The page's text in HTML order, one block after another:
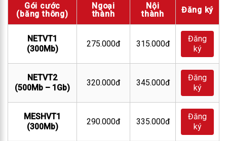
Gói cước
(băng thông)
Ngoại
thành
Nội
thành
Đăng ký
NETVT1
(300Mb)
275.000đ 315.000đ
Đăng
ký
NETVT2
(500Mb – 1Gb)
320.000đ 345.000đ
Đăng
ký
MESHVT1
(300Mb)
290.000đ 335.000đ
Đăng
ký